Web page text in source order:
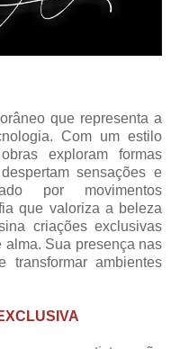
que representa a
Com um estilo
exploram formas
sensações e
por movimentos
que valoriza a beleza
criações exclusivas
Sua presença nas
transformar ambientes